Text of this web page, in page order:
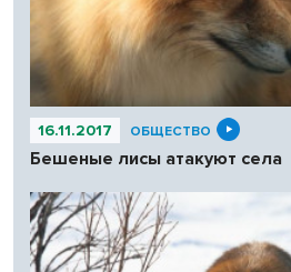
16.11.2017 ОБЩЕСТВО
Бешеные лисы атакуют села